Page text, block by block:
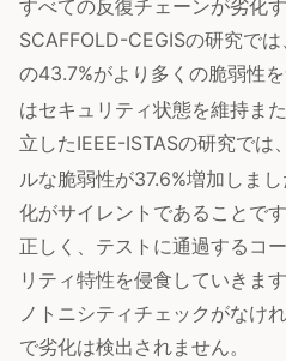
すべての反復チェーンが劣化
SCAFFOLD-CEGISの研究で
の43.7%がより多くの脆弱性
はセキュリティ状態を維持ま
立したIEEE-ISTASの研究では
ルな脆弱性が37.6%増加しまし
化がサイレントであることで
正しく、テストに通過するコ
リティ特性を侵食していきま
ノトニシティチェックがなけ
で劣化は検出されません。